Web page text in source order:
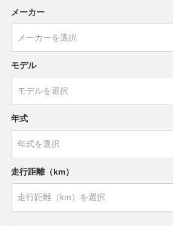
メーカー
モデル
年式
走行距離（km）